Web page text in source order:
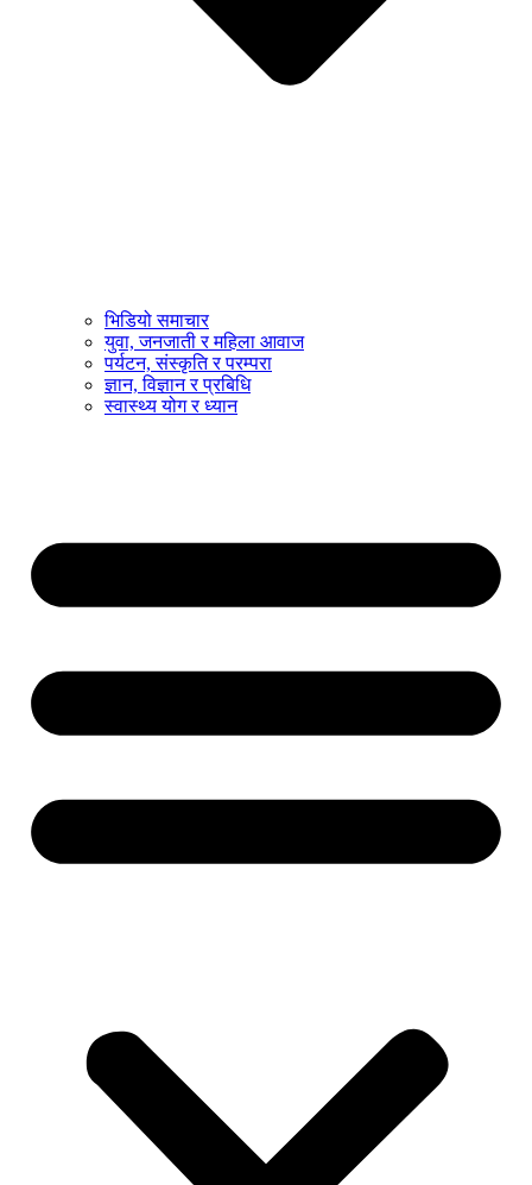
भिडियो समाचार
युवा, जनजाती र महिला आवाज
पर्यटन, संस्कृति र परम्परा
ज्ञान, विज्ञान र प्रबिधि
स्वास्थ्य योग र ध्यान